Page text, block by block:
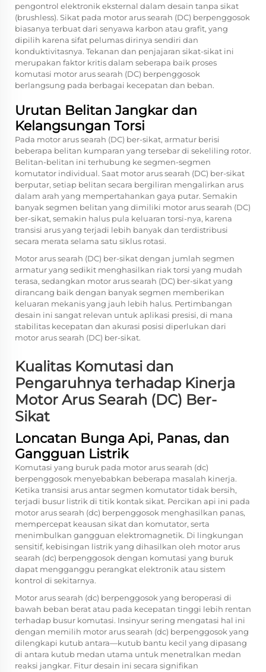
pengontrol elektronik eksternal dalam desain tanpa sikat
(brushless). Sikat pada motor arus searah (DC) berpenggosok
biasanya terbuat dari senyawa karbon atau grafit, yang
dipilih karena sifat pelumas dirinya sendiri dan
konduktivitasnya. Tekanan dan penjajaran sikat-sikat ini
merupakan faktor kritis dalam seberapa baik proses
komutasi motor arus searah (DC) berpenggosok
berlangsung pada berbagai kecepatan dan beban.
Urutan Belitan Jangkar dan
Kelangsungan Torsi
Pada motor arus searah (DC) ber-sikat, armatur berisi
beberapa belitan kumparan yang tersebar di sekeliling rotor.
Belitan-belitan ini terhubung ke segmen-segmen
komutator individual. Saat motor arus searah (DC) ber-sikat
berputar, setiap belitan secara bergiliran mengalirkan arus
dalam arah yang mempertahankan gaya putar. Semakin
banyak segmen belitan yang dimiliki motor arus searah (DC)
ber-sikat, semakin halus pula keluaran torsi-nya, karena
transisi arus yang terjadi lebih banyak dan terdistribusi
secara merata selama satu siklus rotasi.
Motor arus searah (DC) ber-sikat dengan jumlah segmen
armatur yang sedikit menghasilkan riak torsi yang mudah
terasa, sedangkan motor arus searah (DC) ber-sikat yang
dirancang baik dengan banyak segmen memberikan
keluaran mekanis yang jauh lebih halus. Pertimbangan
desain ini sangat relevan untuk aplikasi presisi, di mana
stabilitas kecepatan dan akurasi posisi diperlukan dari
motor arus searah (DC) ber-sikat.
Kualitas Komutasi dan
Pengaruhnya terhadap Kinerja
Motor Arus Searah (DC) Ber-
Sikat
Loncatan Bunga Api, Panas, dan
Gangguan Listrik
Komutasi yang buruk pada motor arus searah (dc)
berpenggosok menyebabkan beberapa masalah kinerja.
Ketika transisi arus antar segmen komutator tidak bersih,
terjadi busur listrik di titik kontak sikat. Percikan api ini pada
motor arus searah (dc) berpenggosok menghasilkan panas,
mempercepat keausan sikat dan komutator, serta
menimbulkan gangguan elektromagnetik. Di lingkungan
sensitif, kebisingan listrik yang dihasilkan oleh motor arus
searah (dc) berpenggosok dengan komutasi yang buruk
dapat mengganggu perangkat elektronik atau sistem
kontrol di sekitarnya.
Motor arus searah (dc) berpenggosok yang beroperasi di
bawah beban berat atau pada kecepatan tinggi lebih rentan
terhadap busur komutasi. Insinyur sering mengatasi hal ini
dengan memilih motor arus searah (dc) berpenggosok yang
dilengkapi kutub antara—kutub bantu kecil yang dipasang
di antara kutub medan utama untuk menetralkan medan
reaksi jangkar. Fitur desain ini secara signifikan